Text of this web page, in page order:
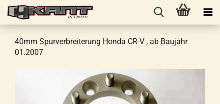
40mm Spurverbreiterung Honda CR-V , ab Baujahr
01.2007